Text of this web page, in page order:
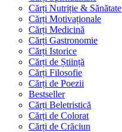
Cărți Nutriție & Sănătate
Cărți Motivaționale
Cărți Medicină
Cărți Gastronomie
Cărți Istorice
Cărți de Știință
Cărți Filosofie
Cărți de Poezii
Bestseller
Cărți Beletristică
Cărți de Colorat
Cărți de Crăciun